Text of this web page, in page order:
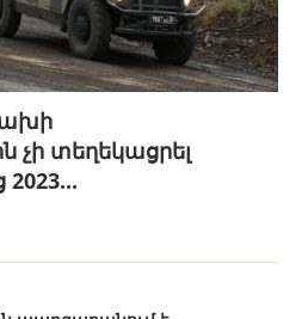
չի տեղեկացրել